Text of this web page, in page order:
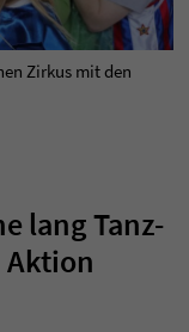
Zirkus mit den
lang Tanz-